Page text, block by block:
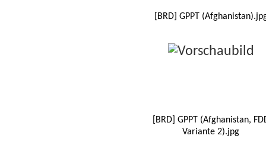
[BRD] GPPT
[BRD] GPPT (Afghanistan,
Variante 2).jpg